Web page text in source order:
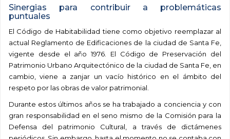
Sinergias para contribuir a problemáticas
puntuales
El Código de Habitabilidad tiene como objetivo reemplazar al
actual Reglamento de Edificaciones de la ciudad de Santa Fe,
vigente desde el año 1976. El Código de Preservación del
Patrimonio Urbano Arquitectónico de la ciudad de Santa Fe, en
cambio, viene a zanjar un vacío histórico en el ámbito del
respeto por las obras de valor patrimonial.
Durante estos últimos años se ha trabajado a conciencia y con
gran responsabilidad en el seno mismo de la Comisión para la
Defensa del patrimonio Cultural, a través de dictámenes